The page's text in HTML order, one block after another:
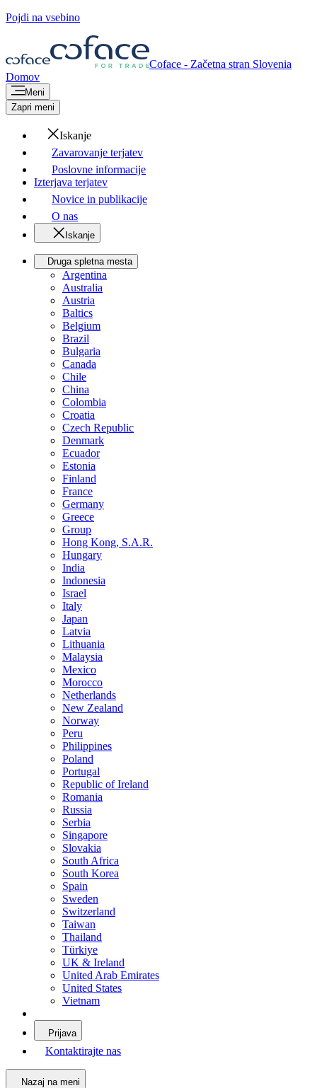
Pojdi na vsebino
Coface - Začetna stran Slovenia
Domov
Meni
Zapri meni
Iskanje
Zavarovanje terjatev
Poslovne informacije
Izterjava terjatev
Novice in publikacije
O nas
Iskanje
Druga spletna mesta
Argentina
Australia
Austria
Baltics
Belgium
Brazil
Bulgaria
Canada
Chile
China
Colombia
Croatia
Czech Republic
Denmark
Ecuador
Estonia
Finland
France
Germany
Greece
Group
Hong Kong, S.A.R.
Hungary
India
Indonesia
Israel
Italy
Japan
Latvia
Lithuania
Malaysia
Mexico
Morocco
Netherlands
New Zealand
Norway
Peru
Philippines
Poland
Portugal
Republic of Ireland
Romania
Russia
Serbia
Singapore
Slovakia
South Africa
South Korea
Spain
Sweden
Switzerland
Taiwan
Thailand
Türkiye
UK & Ireland
United Arab Emirates
United States
Vietnam
Prijava
Kontaktirajte nas
Nazaj na meni